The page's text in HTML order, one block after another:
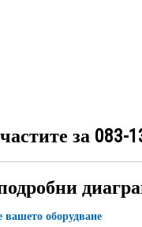
за 083-
вашето оборудване